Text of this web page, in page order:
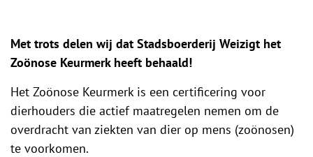
Met trots delen wij dat Stadsboerderij Weizigt het
Zoönose Keurmerk heeft behaald!
Het Zoönose Keurmerk is een certificering voor
dierhouders die actief maatregelen nemen om de
overdracht van ziekten van dier op mens (zoönosen)
te voorkomen.